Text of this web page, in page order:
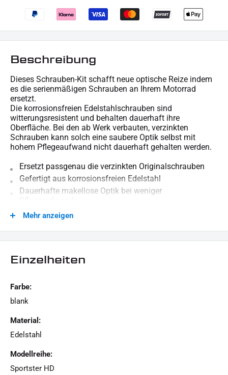
Beschreibung
Dieses Schrauben-Kit schafft neue optische Reize indem
es die serienmäßigen Schrauben an Ihrem Motorrad
ersetzt.
Die korrosionsfreien Edelstahlschrauben sind
witterungsresistent und behalten dauerhaft ihre
Oberfläche. Bei den ab Werk verbauten, verzinkten
Schrauben kann solch eine saubere Optik selbst mit
hohem Pflegeaufwand nicht dauerhaft gehalten werden.
Ersetzt passgenau die verzinkten Originalschrauben
Gefertigt aus korrosionsfreien Edelstahl
Dauerhafte makellose Optik bei weniger
Für technische Auskünfte stehen wir gern zur Verfügung.
LIEFERUMFANG :
1x Schrauben-Kit "Inspection Cover"
Dieses Angebot kann Beispielbilder enthalten, deren Inhalt über den Lieferumfang hinaus
Mehr anzeigen
Einzelheiten
Farbe:
blank
Material:
Edelstahl
Modellreihe:
Sportster HD